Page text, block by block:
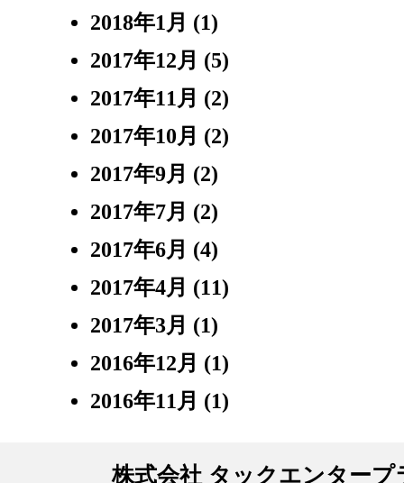
2018年1月 (1)
2017年12月 (5)
2017年11月 (2)
2017年10月 (2)
2017年9月 (2)
2017年7月 (2)
2017年6月 (4)
2017年4月 (11)
2017年3月 (1)
2016年12月 (1)
2016年11月 (1)
株式会社 タックエンタープ